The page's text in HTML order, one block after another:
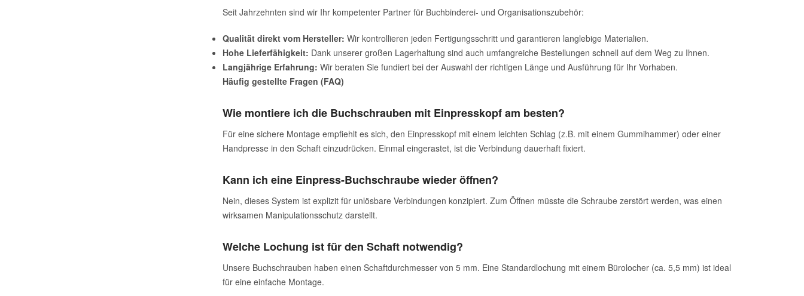
Seit Jahrzehnten sind wir Ihr kompetenter Partner für Buchbinderei- und Organisationszubehör:
Qualität direkt vom Hersteller: Wir kontrollieren jeden Fertigungsschritt und garantieren langlebige Materialien.
Hohe Lieferfähigkeit: Dank unserer großen Lagerhaltung sind auch umfangreiche Bestellungen schnell auf dem Weg zu Ihnen.
Langjährige Erfahrung: Wir beraten Sie fundiert bei der Auswahl der richtigen Länge und Ausführung für Ihr Vorhaben.
Häufig gestellte Fragen (FAQ)
Wie montiere ich die Buchschrauben mit Einpresskopf am besten?
Für eine sichere Montage empfiehlt es sich, den Einpresskopf mit einem leichten Schlag (z.B. mit einem Gummihammer) oder einer
Handpresse in den Schaft einzudrücken. Einmal eingerastet, ist die Verbindung dauerhaft fixiert.
Kann ich eine Einpress-Buchschraube wieder öffnen?
Nein, dieses System ist explizit für unlösbare Verbindungen konzipiert. Zum Öffnen müsste die Schraube zerstört werden, was einen
wirksamen Manipulationsschutz darstellt.
Welche Lochung ist für den Schaft notwendig?
Unsere Buchschrauben haben einen Schaftdurchmesser von 5 mm. Eine Standardlochung mit einem Bürolocher (ca. 5,5 mm) ist ideal
für eine einfache Montage.